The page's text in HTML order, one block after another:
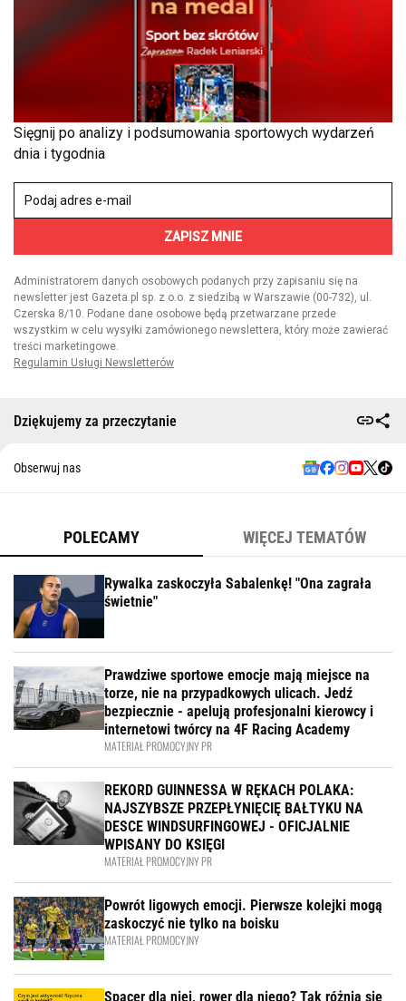
Dziękujemy za przeczytanie
Obserwuj nas
POLECAMY WIĘCEJ TEMATÓW
Rywalka zaskoczyła Sabalenkę! "Ona zagrała
świetnie"
Prawdziwe sportowe emocje mają miejsce na
torze, nie na przypadkowych ulicach. Jedź
bezpiecznie - apelują profesjonalni kierowcy i
internetowi twórcy na 4F Racing Academy
MATERIAŁ PROMOCYJNY PR
REKORD GUINNESSA W RĘKACH POLAKA:
NAJSZYBSZE PRZEPŁYNIĘCIĘ BAŁTYKU NA
DESCE WINDSURFINGOWEJ - OFICJALNIE
WPISANY DO KSIĘGI
MATERIAŁ PROMOCYJNY PR
Powrót ligowych emocji. Pierwsze kolejki mogą
zaskoczyć nie tylko na boisku
MATERIAŁ PROMOCYJNY
Spacer dla niej, rower dla niego? Tak różnią się